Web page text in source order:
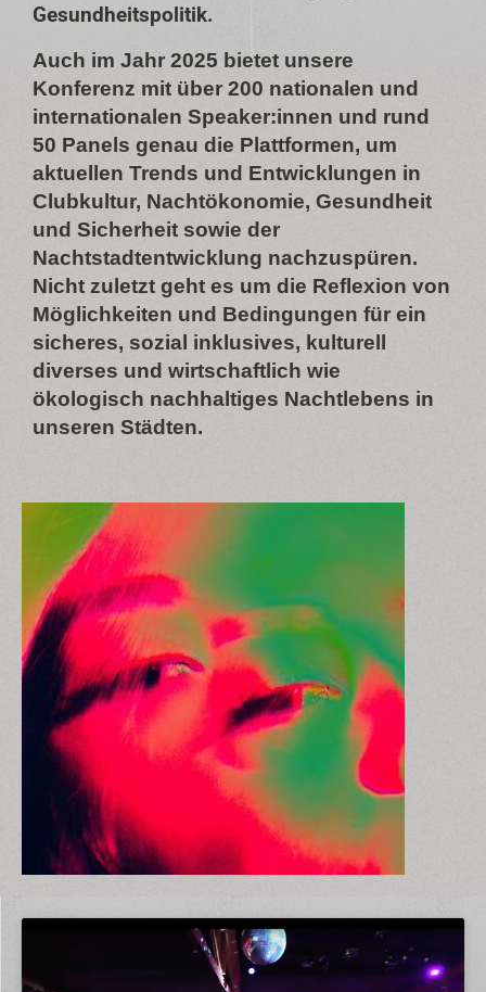
Gesundheitspolitik.
Auch im Jahr 2025 bietet unsere
Konferenz mit über 200 nationalen und
internationalen Speaker:innen und rund
50 Panels genau die Plattformen, um
aktuellen Trends und Entwicklungen in
Clubkultur, Nachtökonomie, Gesundheit
und Sicherheit sowie der
Nachtstadtentwicklung nachzuspüren.
Nicht zuletzt geht es um die Reflexion von
Möglichkeiten und Bedingungen für ein
sicheres, sozial inklusives, kulturell
diverses und wirtschaftlich wie
ökologisch nachhaltiges Nachtlebens in
unseren Städten.